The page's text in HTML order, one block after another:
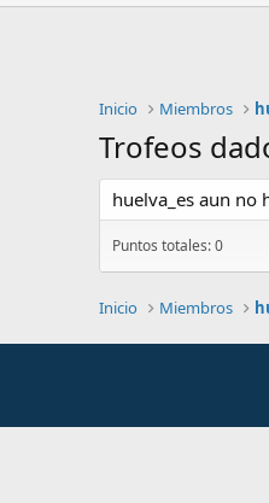
Inicio Miembros
Trofeos
huelva_es aun no
Puntos totales: 0
Inicio Miembros